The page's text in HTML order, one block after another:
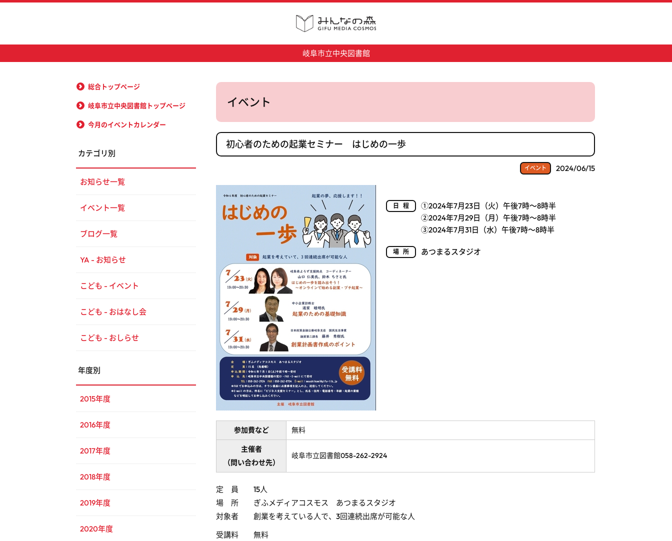
岐阜市立中央図書館
イベント
初心者のための起業セミナー はじめの一歩
イベント 2024/06/15
日程
①2024年7月23日（火）午後7時～8時半
②2024年7月29日（月）午後7時～8時半
③2024年7月31日（水）午後7時～8時半
場所 あつまるスタジオ
参加費など 無料
主催者
（問い合わせ先）
岐阜市立図書館058-262-2924
定 員 15人
場 所 ぎふメディアコスモス あつまるスタジオ
対象者 創業を考えている人で、3回連続出席が可能な人
受講料 無料
総合トップページ
岐阜市立中央図書館トップページ
今月のイベントカレンダー
カテゴリ別
お知らせ一覧
イベント一覧
ブログ一覧
YA - お知らせ
こども - イベント
こども - おはなし会
こども - おしらせ
年度別
2015年度
2016年度
2017年度
2018年度
2019年度
2020年度